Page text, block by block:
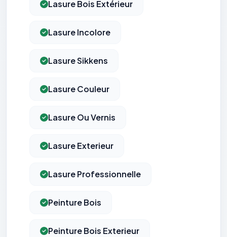
Lasure Bois Extérieur
Lasure Incolore
Lasure Sikkens
Lasure Couleur
Lasure Ou Vernis
Lasure Exterieur
Lasure Professionnelle
Peinture Bois
Peinture Bois Exterieur